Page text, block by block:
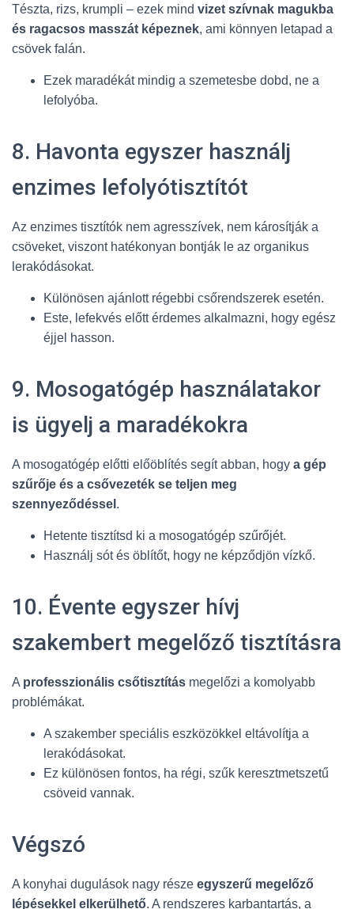
Tészta, rizs, krumpli – ezek mind vizet szívnak magukba
és ragacsos masszát képeznek, ami könnyen letapad a
csövek falán.
Ezek maradékát mindig a szemetesbe dobd, ne a
lefolyóba.
8. Havonta egyszer használj
enzimes lefolyótisztítót
Az enzimes tisztítók nem agresszívek, nem károsítják a
csöveket, viszont hatékonyan bontják le az organikus
lerakódásokat.
Különösen ajánlott régebbi csőrendszerek esetén.
Este, lefekvés előtt érdemes alkalmazni, hogy egész
éjjel hasson.
9. Mosogatógép használatakor
is ügyelj a maradékokra
A mosogatógép előtti előöblítés segít abban, hogy a gép
szűrője és a csővezeték se teljen meg
szennyeződéssel .
Hetente tisztítsd ki a mosogatógép szűrőjét.
Használj sót és öblítőt, hogy ne képződjön vízkő.
10. Évente egyszer hívj
szakembert megelőző tisztításra
A professzionális csőtisztítás megelőzi a komolyabb
problémákat.
A szakember speciális eszközökkel eltávolítja a
lerakódásokat.
Ez különösen fontos, ha régi, szűk keresztmetszetű
csöveid vannak.
Végszó
A konyhai dugulások nagy része egyszerű megelőző
lépésekkel elkerülhető. A rendszeres karbantartás, a